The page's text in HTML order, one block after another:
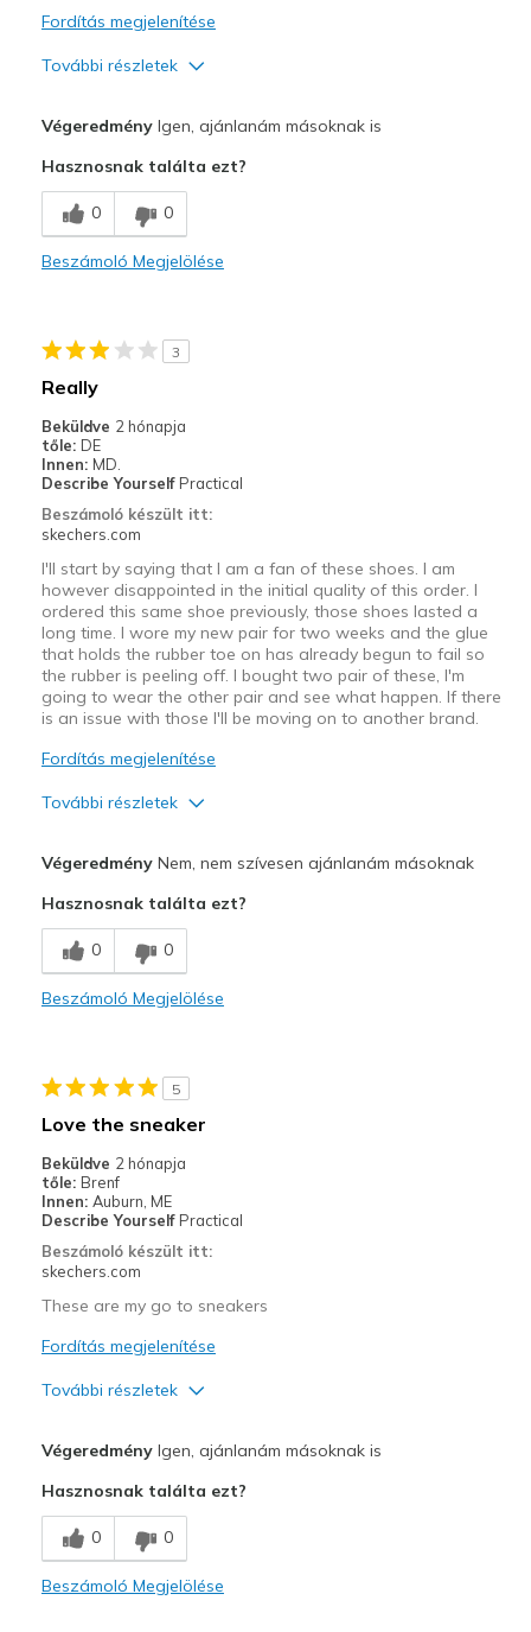
Fordítás megjelenítése
További részletek
Breathe Well
Comfortable
Kontra
Legjobb használat
Sizing
Feels true to size
View On Shoes
Shoes are for Wearing
VégeredményIgen, ajánlanám másoknak is
Hasznosnak találta ezt?
0 0
Beszámoló Megjelölése
3
Really
Beküldve 2 hónapja
tőle: DE
Innen: MD.
Describe Yourself Practical
Beszámoló készült itt:
skechers.com
I'll start by saying that I am a fan of these shoes. I am
however disappointed in the initial quality of this order. I
ordered this same shoe previously, those shoes lasted a
long time. I wore my new pair for two weeks and the glue
that holds the rubber toe on has already begun to fail so
the rubber is peeling off. I bought two pair of these, I'm
going to wear the other pair and see what happen. If there
is an issue with those I'll be moving on to another brand.
Fordítás megjelenítése
További részletek
Breathe Well
Comfortable
Width
Sizing
Feels true to size
View On Shoes
Shoes are for Wearing
VégeredményNem, nem szívesen ajánlanám másoknak
Hasznosnak találta ezt?
0 0
Beszámoló Megjelölése
5
Love the sneaker
Beküldve 2 hónapja
tőle: Brenf
Innen: Auburn, ME
Describe Yourself Practical
Beszámoló készült itt:
skechers.com
These are my go to sneakers
Fordítás megjelenítése
További részletek
Comfortable
Durable
VégeredményIgen, ajánlanám másoknak is
Hasznosnak találta ezt?
0 0
Beszámoló Megjelölése